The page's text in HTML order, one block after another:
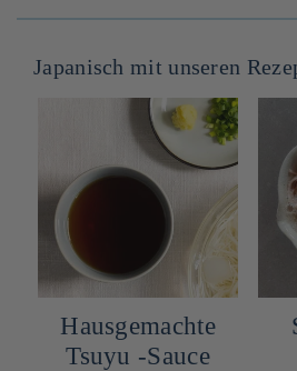
Japanisch mit unseren
Hausgemachte
Tsuyu -Sauce